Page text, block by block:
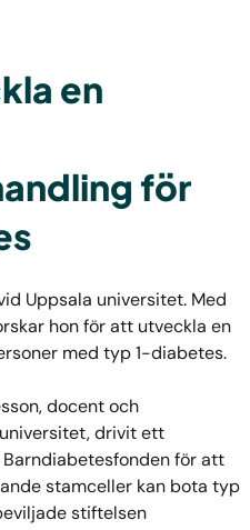
en
för
Uppsala universitet. Med
hon för att utveckla en
med typ 1-diabetes.
docent och
drivit ett
för att
stamceller kan bota typ
stiftelsen